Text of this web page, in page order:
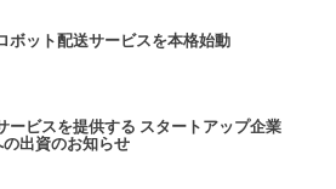
ボット配送サービスを本格始動
ービスを提供する スタートアップ企業
出資のお知らせ